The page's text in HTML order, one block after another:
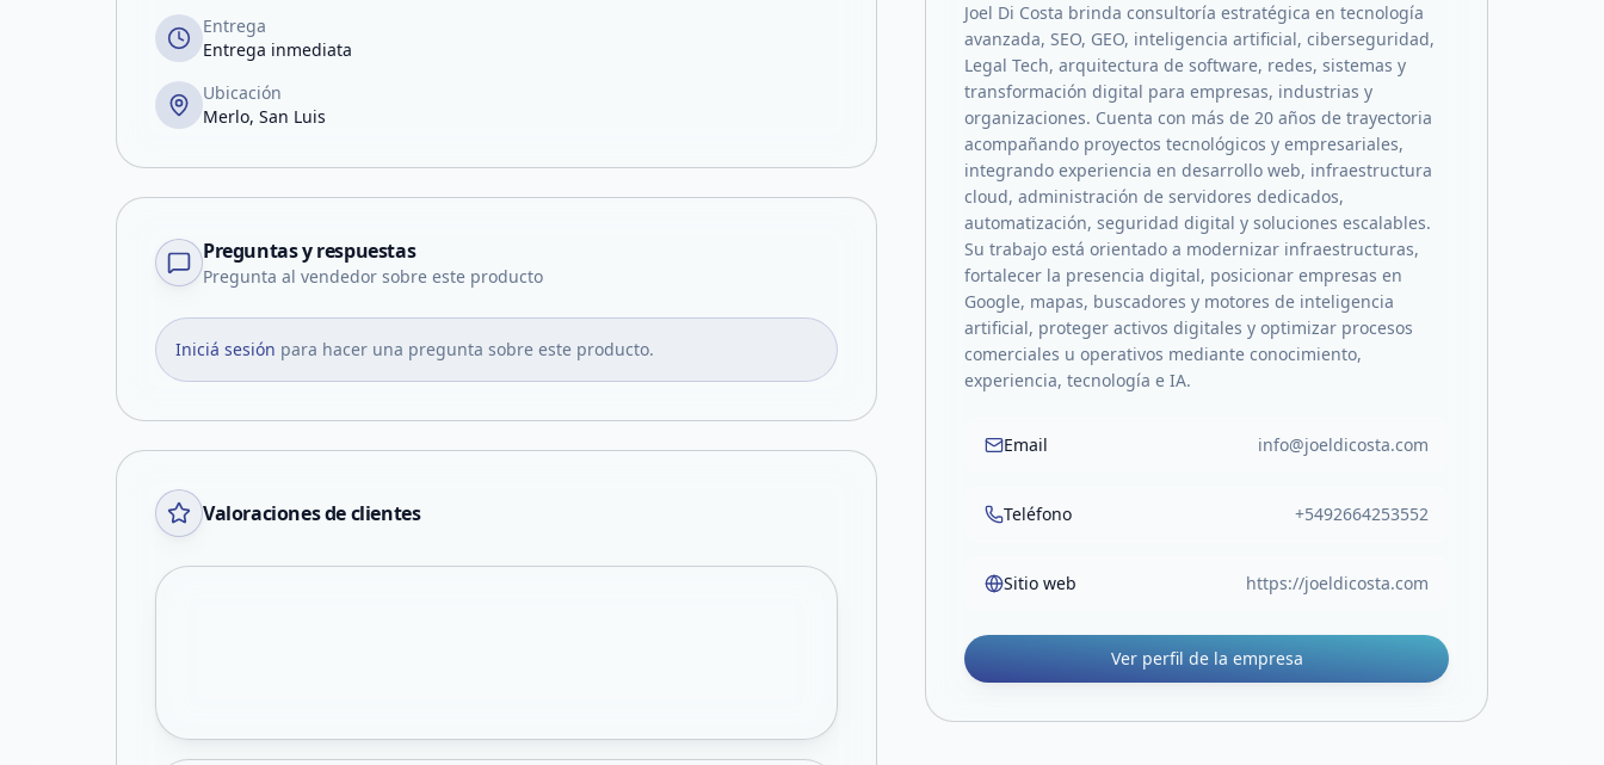
Entrega
Entrega inmediata
Ubicación
Merlo, San Luis
Preguntas y respuestas
Pregunta al vendedor sobre este producto
Iniciá sesión para hacer una pregunta sobre este producto.
Valoraciones de clientes
Joel Di Costa brinda consultoría estratégica en tecnología
avanzada, SEO, GEO, inteligencia artificial, ciberseguridad,
Legal Tech, arquitectura de software, redes, sistemas y
transformación digital para empresas, industrias y
organizaciones. Cuenta con más de 20 años de trayectoria
acompañando proyectos tecnológicos y empresariales,
integrando experiencia en desarrollo web, infraestructura
cloud, administración de servidores dedicados,
automatización, seguridad digital y soluciones escalables.
Su trabajo está orientado a modernizar infraestructuras,
fortalecer la presencia digital, posicionar empresas en
Google, mapas, buscadores y motores de inteligencia
artificial, proteger activos digitales y optimizar procesos
comerciales u operativos mediante conocimiento,
experiencia, tecnología e IA.
Email info@joeldicosta.com
Teléfono +5492664253552
Sitio web https://joeldicosta.com
Ver perfil de la empresa